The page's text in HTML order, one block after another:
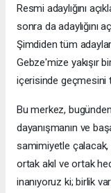
Resmi adaylığını
sonra da adaylığını
Şimdiden tüm
Gebze'mize yakışır
içerisinde geçmesini
Bu merkez,
dayanışmanın ve
samimiyetle çalacak,
ortak akıl ve ortak
inanıyoruz ki; birlik